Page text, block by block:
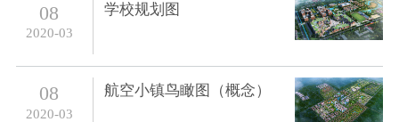
08
2020-03
学校规划图
08
2020-03
航空小镇鸟瞰图（概念）